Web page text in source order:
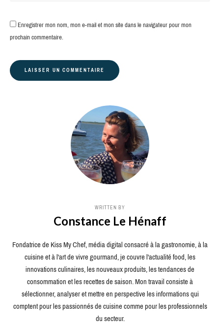
Enregistrer mon nom, mon e-mail et mon site dans le navigateur pour mon
prochain commentaire.
WRITTEN BY
Constance Le Hénaff
Fondatrice de Kiss My Chef, média digital consacré à la gastronomie, à la
cuisine et à l'art de vivre gourmand, je couvre l'actualité food, les
innovations culinaires, les nouveaux produits, les tendances de
consommation et les recettes de saison. Mon travail consiste à
sélectionner, analyser et mettre en perspective les informations qui
comptent pour les passionnés de cuisine comme pour les professionnels
du secteur.